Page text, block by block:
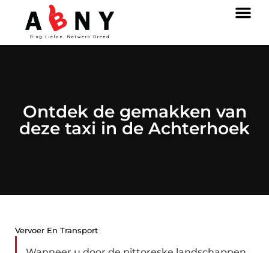
Ontdek de gemakken van
deze taxi in de Achterhoek
Vervoer En Transport